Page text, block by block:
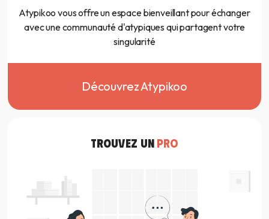
Atypikoo vous offre un espace bienveillant pour échanger
avec une communauté d'atypiques qui partagent votre
singularité
Découvrez Atypikoo
TROUVEZ UN PRO